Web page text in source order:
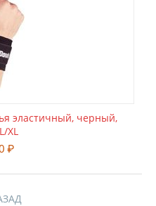
эластичный, черный,
XL
₽